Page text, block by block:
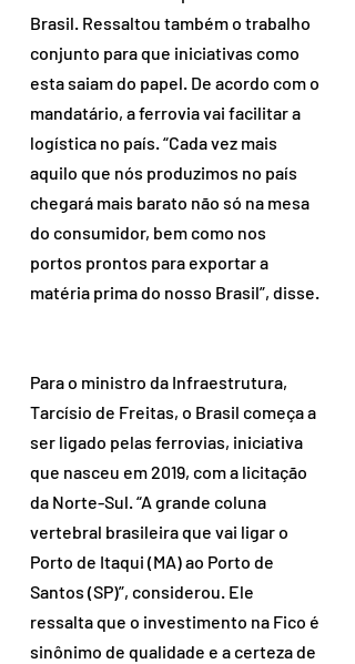
Brasil. Ressaltou também o trabalho
conjunto para que iniciativas como
esta saiam do papel. De acordo com o
mandatário, a ferrovia vai facilitar a
logística no país. “Cada vez mais
aquilo que nós produzimos no país
chegará mais barato não só na mesa
do consumidor, bem como nos
portos prontos para exportar a
matéria prima do nosso Brasil”, disse.
Para o ministro da Infraestrutura,
Tarcísio de Freitas, o Brasil começa a
ser ligado pelas ferrovias, iniciativa
que nasceu em 2019, com a licitação
da Norte-Sul. “A grande coluna
vertebral brasileira que vai ligar o
Porto de Itaqui (MA) ao Porto de
Santos (SP)”, considerou. Ele
ressalta que o investimento na Fico é
sinônimo de qualidade e a certeza de